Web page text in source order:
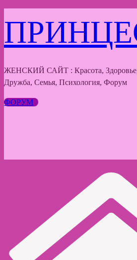
к
содержимому
ЖЕНСКИЙ САЙТ : Красота,
Дружба, Семья, Психология, Форум
ФОРУМ